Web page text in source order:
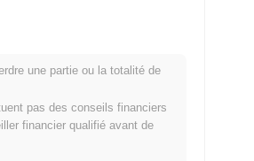
et le cadre technique du
officielle sur le marché. Le
décentralisées et
de lancement équitable en
ont établi les bases de la
améliorations et l'expansion de
une partie ou la totalité de
pas des conseils financiers
financier qualifié avant de